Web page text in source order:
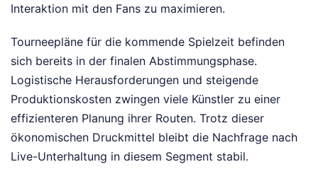
Interaktion mit den Fans zu maximieren.
Tourneepläne für die kommende Spielzeit befinden
sich bereits in der finalen Abstimmungsphase.
Logistische Herausforderungen und steigende
Produktionskosten zwingen viele Künstler zu einer
effizienteren Planung ihrer Routen. Trotz dieser
ökonomischen Druckmittel bleibt die Nachfrage nach
Live-Unterhaltung in diesem Segment stabil.